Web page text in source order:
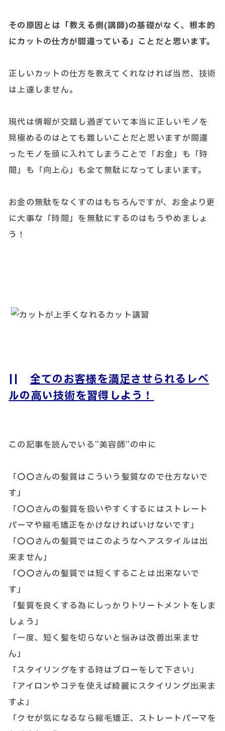
その原因とは「教える側(講師)の基礎がなく、根本的
にカットの仕方が間違っている」ことだと思います。
正しいカットの仕方を教えてくれなければ当然、技術
は上達しません。
現代は情報が交錯し過ぎていて本当に正しいモノを
見極めるのはとても難しいことだと思いますが間違
ったモノを頭に入れてしまうことで「お金」も「時
間」も「向上心」も全て無駄になってしまいます。
お金の無駄をなくすのはもちろんですが、お金より更
に大事な「時間」を無駄にするのはもうやめましょ
う！
||全てのお客様を満足させられるレベ
ルの高い技術を習得しよう！
この記事を読んでいる”美容師”の中に
「〇〇さんの髪質はこういう髪質なので仕方ないで
す」
「〇〇さんの髪質を扱いやすくするにはストレート
パーマや縮毛矯正をかけなければいけないです」
「〇〇さんの髪質ではこのようなヘアスタイルは出
来ません」
「〇〇さんの髪質では短くすることは出来ないで
す」
「髪質を良くする為にしっかりトリートメントをしま
しょう」
「一度、短く髪を切らないと悩みは改善出来ませ
ん」
「スタイリングをする時はブローをして下さい」
「アイロンやコテを使えば綺麗にスタイリング出来ま
すよ」
「クセが気になるなら縮毛矯正、ストレートパーマを